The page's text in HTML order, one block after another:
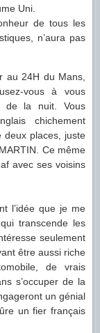
Uni.
de tous les
n’aura pas
au 24H du Mans,
vous à vous
de la nuit. Vous
chichement
deux places, juste
Ce même
avec ses voisins
l’idée que je me
transcende les
seulement
être aussi riche
de vrais
s’occuper de la
un génial
un fier français